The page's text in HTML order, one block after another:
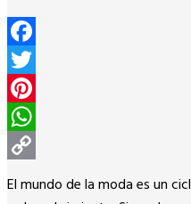
Facebook
Twitter
Pinterest
WhatsApp
Copy
El mundo de la moda es un